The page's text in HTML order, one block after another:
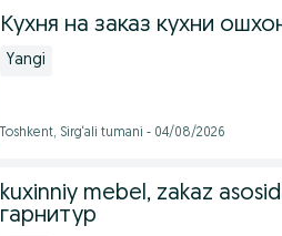
Кухня на заказ кухни
Yangi
Toshkent, Sirg‘ali tumani - 04/08/2026
kuxinniy mebel, zakaz
гарнитур